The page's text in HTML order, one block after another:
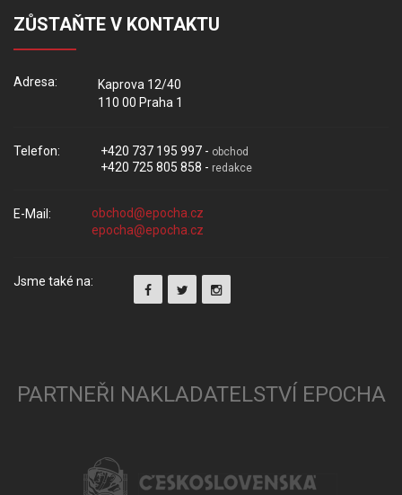
ZŮSTAŇTE V KONTAKTU
Adresa:
Kaprova 12/40
110 00 Praha 1
Telefon: +420 737 195 997 - obchod
+420 725 805 858 - redakce
E-Mail:
Jsme také na:
PARTNEŘI NAKLADATELSTVÍ EPOCHA